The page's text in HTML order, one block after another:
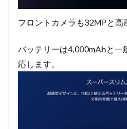
フロントカメラも32MPと高
バッテリーは4,000mAhと
応します。